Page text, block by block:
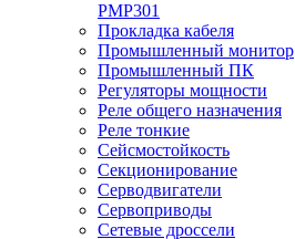
PMP301
Прокладка кабеля
Промышленный монитор
Промышленный ПК
Регуляторы мощности
Реле общего назначения
Реле тонкие
Сейсмостойкость
Секционирование
Серводвигатели
Сервоприводы
Сетевые дроссели